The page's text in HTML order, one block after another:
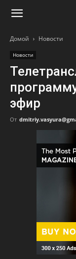
Домой Новости
Новости
эфир
От